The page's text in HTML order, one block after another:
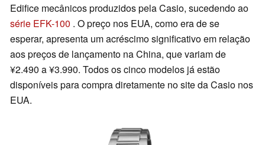
Edifice mecânicos produzidos pela Casio, sucedendo ao
série EFK-100 . O preço nos EUA, como era de se
esperar, apresenta um acréscimo significativo em relação
aos preços de lançamento na China, que variam de
¥2.490 a ¥3.990. Todos os cinco modelos já estão
disponíveis para compra diretamente no site da Casio nos
EUA.